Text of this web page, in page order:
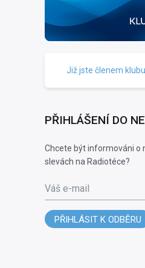
Již jste členem
PŘIHLÁŠENÍ DO
Chcete být informováni o
slevách na Radiotéce?
Váš e-mail
PŘIHLÁSIT K ODBĚRU